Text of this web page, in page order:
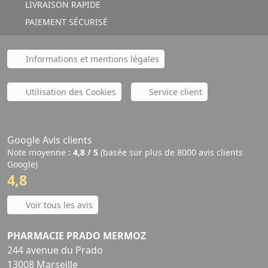
LIVRAISON RAPIDE
PAIEMENT SÉCURISÉ
Informations et mentions légales
Utilisation des Cookies Service client
Google Avis clients
Note moyenne : 4,8 / 5 (basée sur plus de 8000 avis clients
Google)
4,8
Voir tous les avis
PHARMACIE PRADO MERMOZ
244 avenue du Prado
13008 Marseille